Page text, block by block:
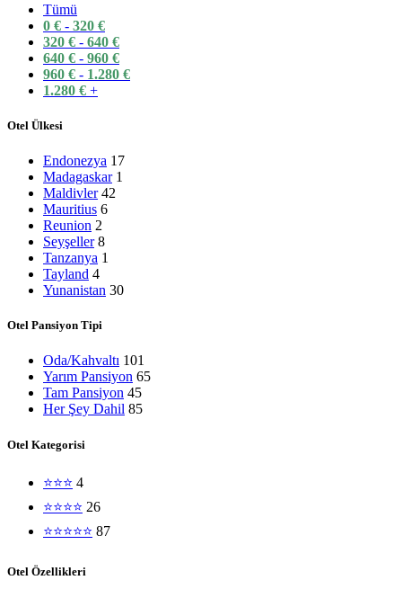
Tümü
0 € - 320 €
320 € - 640 €
640 € - 960 €
960 € - 1.280 €
1.280 € +
Otel Ülkesi
Endonezya 17
Madagaskar 1
Maldivler 42
Mauritius 6
Reunion 2
Seyşeller 8
Tanzanya 1
Tayland 4
Yunanistan 30
Otel Pansiyon Tipi
Oda/Kahvaltı 101
Yarım Pansiyon 65
Tam Pansiyon 45
Her Şey Dahil 85
Otel Kategorisi
⭐⭐⭐ 4
⭐⭐⭐⭐ 26
⭐⭐⭐⭐⭐ 87
Otel Özellikleri